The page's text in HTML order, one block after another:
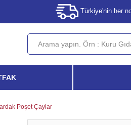
Türkiye'nin her
Poşet Çaylar